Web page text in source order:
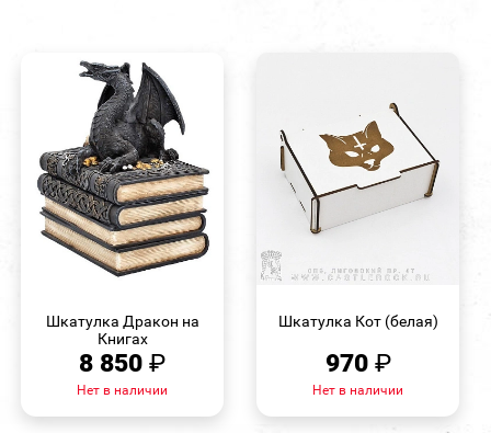
Шкатулка Дракон на
Книгах
8 850 ₽
Нет в наличии
Шкатулка Кот (белая)
970 ₽
Нет в наличии